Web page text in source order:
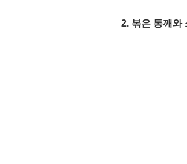
2. 볶은 통깨와